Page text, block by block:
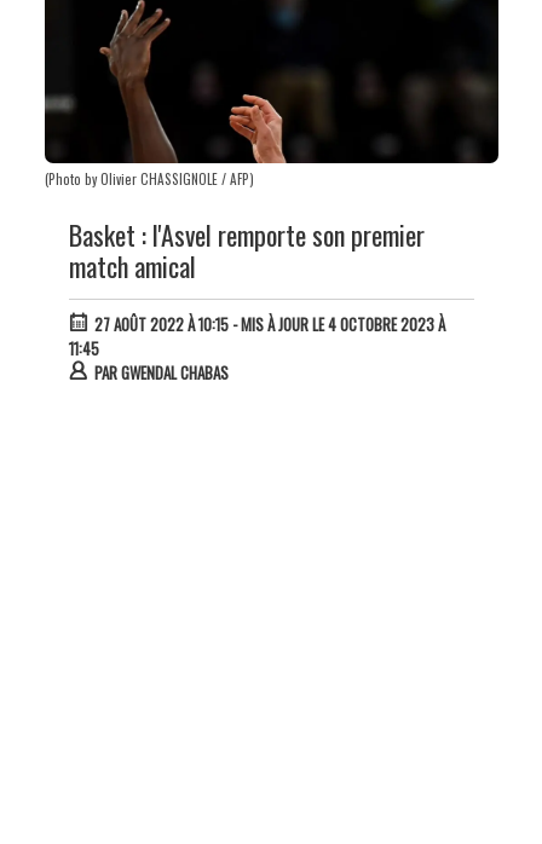
(Photo by Olivier CHASSIGNOLE / AFP)
Basket : l'Asvel remporte son premier
match amical
27 AOÛT 2022 À 10:15- MIS À JOUR LE 4 OCTOBRE 2023 À
11:45
PARGWENDAL CHABAS